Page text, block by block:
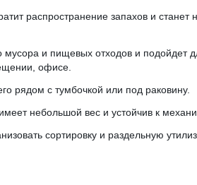
распространение запахов и
и пищевых отходов и подойдет
офисе.
рядом с тумбочкой или под раковину.
небольшой вес и устойчив к
сортировку и раздельную